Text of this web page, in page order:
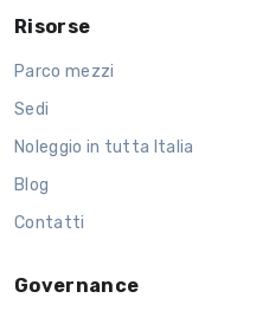
Risorse
Parco mezzi
Sedi
Noleggio in tutta Italia
Blog
Contatti
Governance